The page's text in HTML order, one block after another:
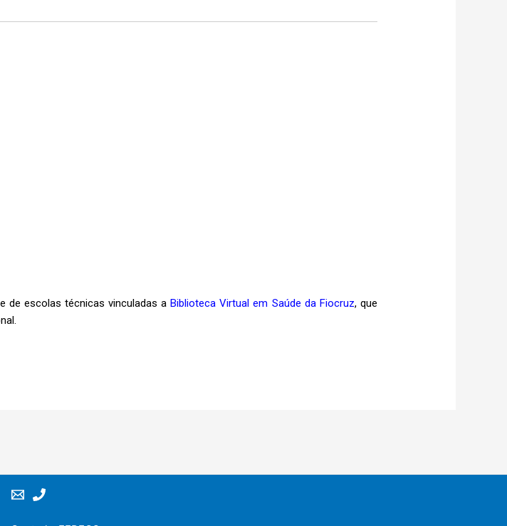
de escolas técnicas vinculadas aBiblioteca Virtual em Saúde da Fiocruz, que